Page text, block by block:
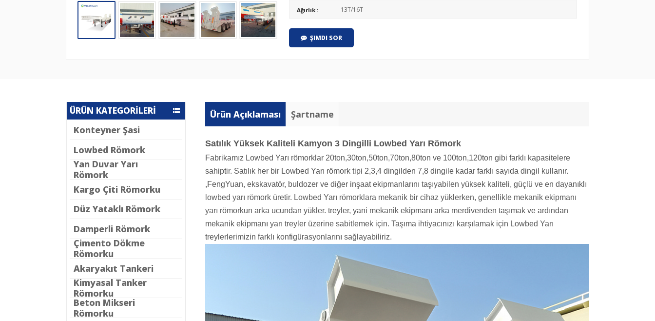
Ağırlık : 13T/16T
ŞIMDI SOR
ÜRÜN KATEGORİLERİ
Konteyner Şasi
Lowbed Römork
Yan Duvar Yarı
Römork
Kargo Çiti Römorku
Düz Yataklı Römork
Damperli Römork
Çimento Dökme
Römorku
Akaryakıt Tankeri
Kimyasal Tanker
Römorku
Beton Mikseri
Römorku
Ürün Açıklaması Şartname
Satılık Yüksek Kaliteli Kamyon 3 Dingilli Lowbed Yarı Römork
Fabrikamız Lowbed Yarı römorklar 20ton,30ton,50ton,70ton,80ton ve 100ton,120ton gibi farklı kapasitelere
sahiptir. Satılık her bir Lowbed Yarı römork tipi 2,3,4 dingilden 7,8 dingile kadar farklı sayıda dingil kullanır.
,FengYuan, ekskavatör, buldozer ve diğer inşaat ekipmanlarını taşıyabilen yüksek kaliteli, güçlü ve en dayanıklı
lowbed yarı römork üretir. Lowbed Yarı römorklara mekanik bir cihaz yüklerken, genellikle mekanik ekipmanı
yarı römorkun arka ucundan yükler. treyler, yani mekanik ekipmanı arka merdivenden taşımak ve ardından
mekanik ekipmanı yarı treyler üzerine sabitlemek için. Taşıma ihtiyacınızı karşılamak için Lowbed Yarı
treylerlerimizin farklı konfigürasyonlarını sağlayabiliriz.